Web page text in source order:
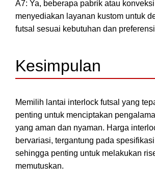
A7: Ya, beberapa pabrik atau
menyediakan layanan kustom untuk
futsal sesuai kebutuhan dan
Kesimpulan
Memilih lantai interlock futsal yang
penting untuk menciptakan
yang aman dan nyaman. Harga
bervariasi, tergantung pada
sehingga penting untuk melakukan
memutuskan.